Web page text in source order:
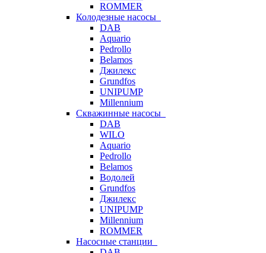
ROMMER
Колодезные насосы
DAB
Aquario
Pedrollo
Belamos
Джилекс
Grundfos
UNIPUMP
Millennium
Скважинные насосы
DAB
WILO
Aquario
Pedrollo
Belamos
Водолей
Grundfos
Джилекс
UNIPUMP
Millennium
ROMMER
Насосные станции